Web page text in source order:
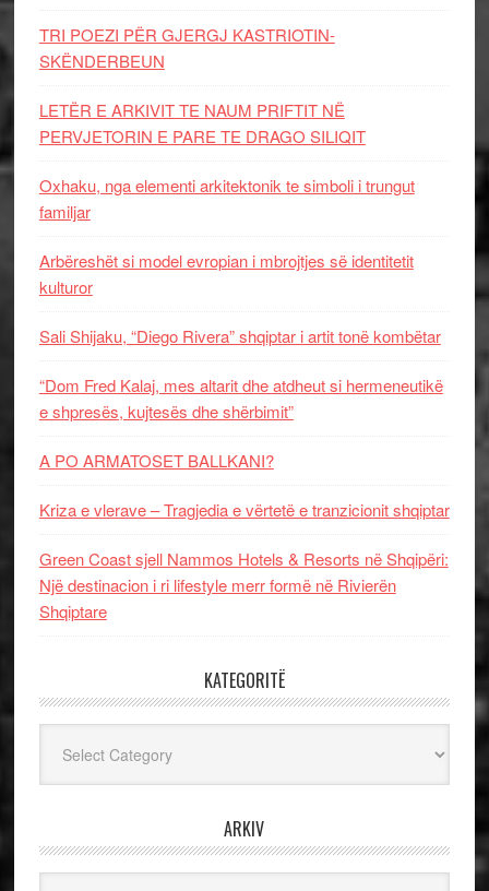
TRI POEZI PËR GJERGJ KASTRIOTIN-
SKËNDERBEUN
LETËR E ARKIVIT TE NAUM PRIFTIT NË
PERVJETORIN E PARE TE DRAGO SILIQIT
Oxhaku, nga elementi arkitektonik te simboli i trungut
familjar
Arbëreshët si model evropian i mbrojtjes së identitetit
kulturor
Sali Shijaku, “Diego Rivera” shqiptar i artit tonë kombëtar
“Dom Fred Kalaj, mes altarit dhe atdheut si hermeneutikë
e shpresës, kujtesës dhe shërbimit”
A PO ARMATOSET BALLKANI?
Kriza e vlerave – Tragjedia e vërtetë e tranzicionit shqiptar
Green Coast sjell Nammos Hotels & Resorts në Shqipëri:
Një destinacion i ri lifestyle merr formë në Rivierën
Shqiptare
KATEGORITË
ARKIV